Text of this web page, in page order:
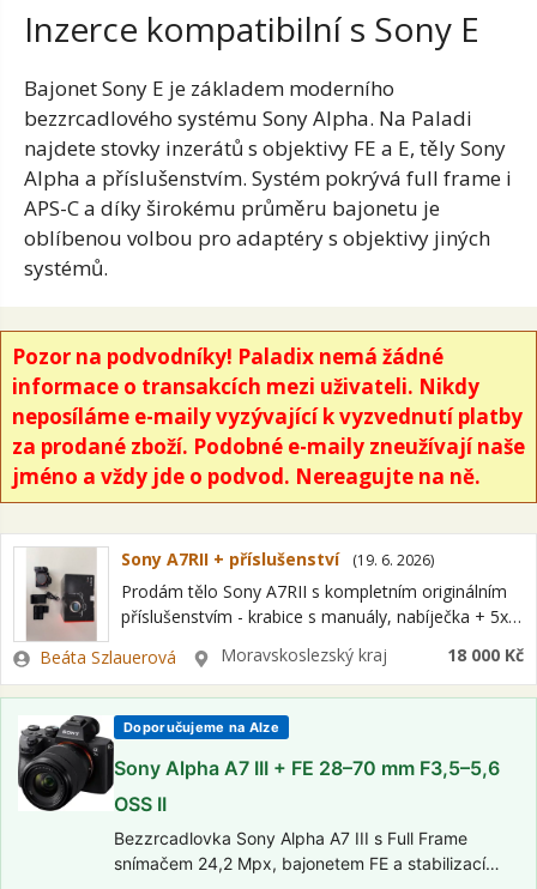
Inzerce kompatibilní s Sony E
Bajonet Sony E je základem moderního
bezzrcadlového systému Sony Alpha. Na Paladi
najdete stovky inzerátů s objektivy FE a E, těly Sony
Alpha a příslušenstvím. Systém pokrývá full frame i
APS-C a díky širokému průměru bajonetu je
oblíbenou volbou pro adaptéry s objektivy jiných
systémů.
Pozor na podvodníky! Paladix nemá žádné
informace o transakcích mezi uživateli. Nikdy
neposíláme e-maily vyzývající k vyzvednutí platby
za prodané zboží. Podobné e-maily zneužívají naše
jméno a vždy jde o podvod. Nereagujte na ně.
Sony A7RII + příslušenství (19. 6. 2026)
Prodám tělo Sony A7RII s kompletním originálním
příslušenstvím - krabice s manuály, nabíječka + 5x
používána jako záložní tělo. Známky použití…
Zadavatel
Beáta Szlauerová LokalitaMoravskoslezský kraj 18 000 Kč
Doporučujeme na Alze
Sony Alpha A7 III + FE 28–70 mm F3,5–5,6
OSS II
Bezzrcadlovka Sony Alpha A7 III s Full Frame
snímačem 24,2 Mpx, bajonetem FE a stabilizací